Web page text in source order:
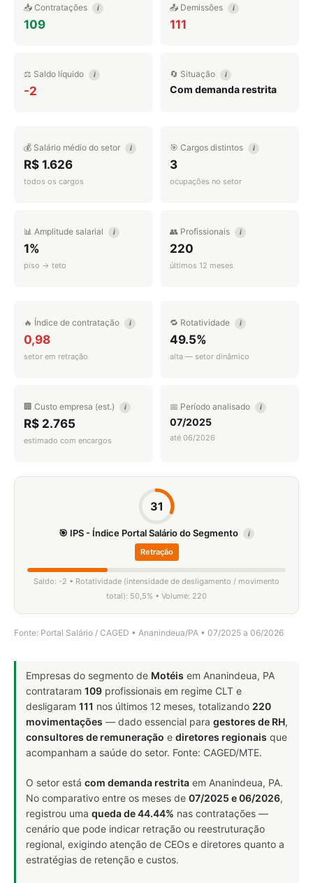
📥 Contratações i
109
📤 Demissões i
111
⚖️ Saldo líquido i
-2
🔄 Situação i
Com demanda restrita
💰 Salário médio do setor i
R$ 1.626
todos os cargos
🎯 Cargos distintos i
3
ocupações no setor
📊 Amplitude salarial i
1%
piso → teto
👥 Profissionais i
220
últimos 12 meses
🔥 Índice de contratação i
0,98
setor em retração
🔁 Rotatividade i
49.5%
alta — setor dinâmico
🏢 Custo empresa (est.) i
R$ 2.765
estimado com encargos
📅 Período analisado i
07/2025
até 06/2026
31
🎯 IPS - Índice Portal Salário do Segmento i
Retração
Saldo: -2 • Rotatividade (intensidade de desligamento / movimento
total): 50,5% • Volume: 220
Fonte: Portal Salário / CAGED • Ananindeua/PA • 07/2025 a 06/2026
Empresas do segmento de Motéis em Ananindeua, PA
contrataram 109 profissionais em regime CLT e
desligaram 111 nos últimos 12 meses, totalizando 220
movimentações — dado essencial para gestores de RH,
consultores de remuneração e diretores regionais que
acompanham a saúde do setor. Fonte: CAGED/MTE.
O setor está com demanda restrita em Ananindeua, PA.
No comparativo entre os meses de 07/2025 e 06/2026,
registrou uma queda de 44.44% nas contratações —
cenário que pode indicar retração ou reestruturação
regional, exigindo atenção de CEOs e diretores quanto a
estratégias de retenção e custos.